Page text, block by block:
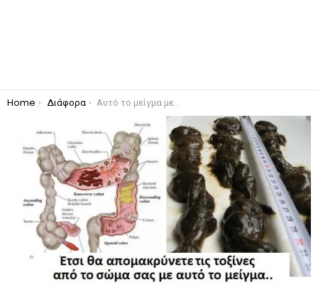
You are here:
Home Διάφορα Αυτό το μείγμα με τζίντζερ, μήλο και λεμόνι θα ξεπλύνει σαν τρελό τις τοξίνες από το σώμα σας